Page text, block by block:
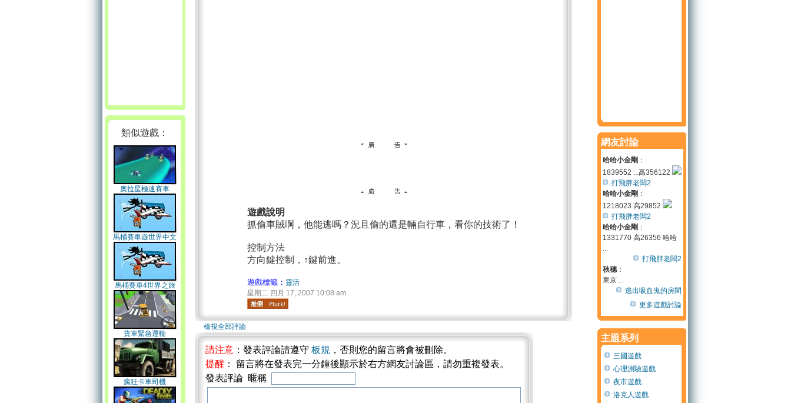
類似遊戲：
奧拉星極速賽車
馬桶賽車遊世界中文
無敵版
馬桶賽車4世界之旅
貨車緊急運輸
瘋狂卡車司機
遊戲說明
抓偷車賊啊，他能逃嗎？況且偷的還是輛自行車，看你的技術了！
控制方法
方向鍵控制，↑鍵前進。
遊戲標籤： 靈活
星期二 四月 17, 2007 10:08 am
檢視全部評論
請注意 ：發表評論請遵守 板規 ，否則您的留言將會被刪除。
提醒 ： 留言將在發表完一分鐘後顯示於右方網友討論區，請勿重複發表。
發表評論 暱稱
網友討論
哈哈小金剛 ：
1839552 ...高356122
打飛胖老闆2
哈哈小金剛 ：
1218023 高29852
打飛胖老闆2
哈哈小金剛 ：
1331770 高26356 哈哈
...
打飛胖老闆2
秋穗：
東京 ...
逃出吸血鬼的房間
更多遊戲討論
主題系列
三國遊戲
心理測驗遊戲
夜市遊戲
洛克人遊戲